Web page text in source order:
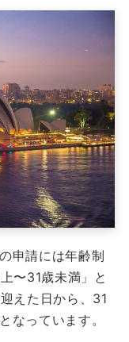
申請には年齢制
〜31歳未満」と
えた日から、31
なっています。